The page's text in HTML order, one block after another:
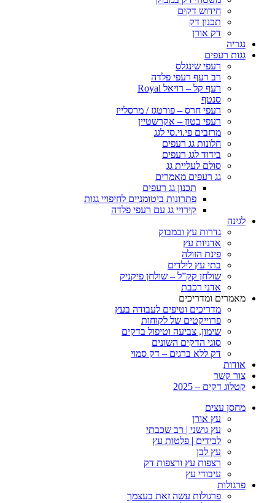
חידוש דקים
תכנון דק
דק אורן
נגריה
גגות רעפים
רעפי שינגלס
רב רעף רעפי פלדה
רעף קל – רויאל Royal
סנטף
רעפי חרס – פורטגז / מרסלייז
רעפי בטון – אקרשטיין
מרזבים פי.וי.סי לגג
חלונות גג רעפים
בידוד לגג רעפים
סולם לעליית גג
גג רעפים מאמרים
תכנון גג רעפים
פתרונות ביטומניים לחיפויי גגות
קירויי גג עם רעפי פלדה
לגינה
גדרות עץ ובמבוק
אדניות עץ
פינת הזולה
בתי עץ לילדים
שולחן קק”ל – שולחן פיקניק
אדני רכבת
מאמרים ומדריכים
מדריכים וטיפים לעבודה בעץ
פרוייקטים של לקוחות
שימון, צביעה וטיפול בדקים
סוגי הדקים השונים
דק ללא ברגים – דק סמוי
אודות
צור קשר
קטלוג דקים – 2025
מחסן עצים
עץ אורן
עץ גושני | רב שכבתי
לבידים | פלטות עץ
עץ לבן
רצפות עץ ורצפות דק
עיבודי עץ
פרגולות
פרגולות עשה זאת בעצמך